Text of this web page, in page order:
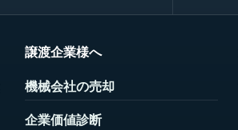
譲渡企業様へ
機械会社の売却
企業価値診断